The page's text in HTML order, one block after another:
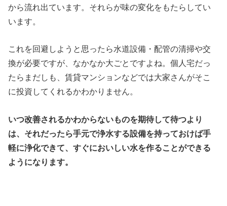
から流れ出ています。それらが味の変化をもたらしてい
います。
これを回避しようと思ったら水道設備・配管の清掃や交
換が必要ですが、なかなか大ごとですよね。個人宅だっ
たらまだしも、賃貸マンションなどでは大家さんがそこ
に投資してくれるかわかりません。
いつ改善されるかわからないものを期待して待つより
は、それだったら手元で浄水する設備を持っておけば手
軽に浄化できて、すぐにおいしい水を作ることができる
ようになります。